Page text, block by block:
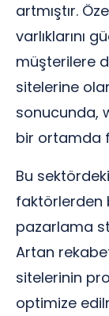
artmıştır.
varlıklarını
müşterilere
sitelerine
sonucunda,
bir ortamda
Bu
faktörlerden
pazarlama
Artan
sitelerinin
optimize